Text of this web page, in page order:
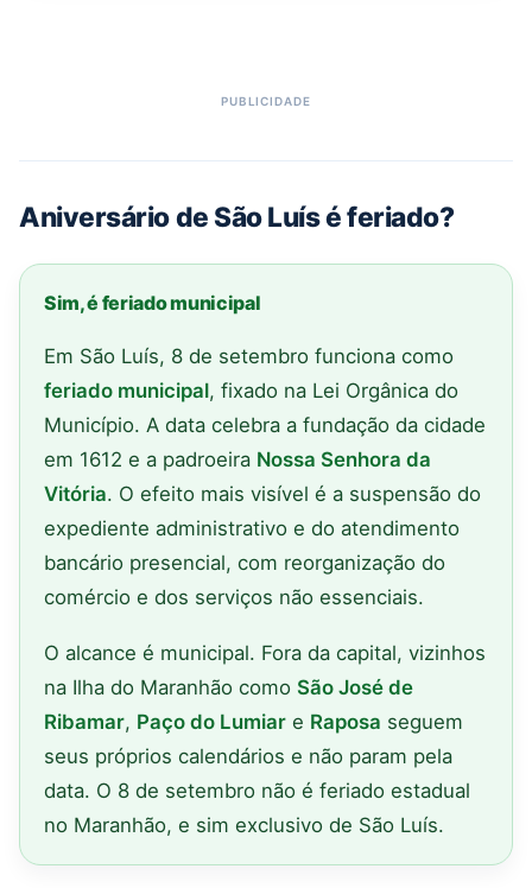
Aniversário de São Luís é feriado?
Sim, é feriado municipal
Em São Luís, 8 de setembro funciona como
feriado municipal, fixado na Lei Orgânica do
Município. A data celebra a fundação da cidade
em 1612 e a padroeira Nossa Senhora da
Vitória. O efeito mais visível é a suspensão do
expediente administrativo e do atendimento
bancário presencial, com reorganização do
comércio e dos serviços não essenciais.
O alcance é municipal. Fora da capital, vizinhos
na Ilha do Maranhão como São José de
Ribamar, Paço do Lumiar e Raposa seguem
seus próprios calendários e não param pela
data. O 8 de setembro não é feriado estadual
no Maranhão, e sim exclusivo de São Luís.